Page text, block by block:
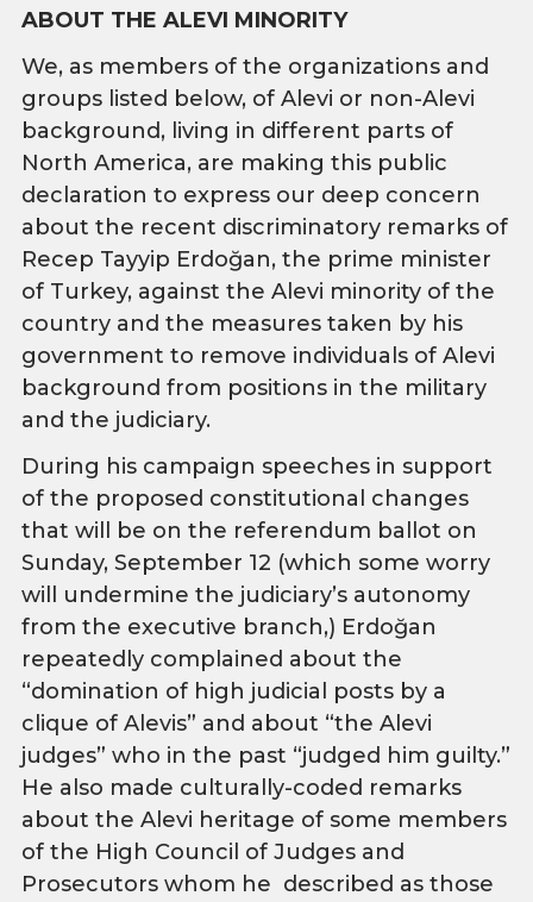
ABOUT THE ALEVI MINORITY
We, as members of the organizations and
groups listed below, of Alevi or non-Alevi
background, living in different parts of
North America, are making this public
declaration to express our deep concern
about the recent discriminatory remarks of
Recep Tayyip Erdoğan, the prime minister
of Turkey, against the Alevi minority of the
country and the measures taken by his
government to remove individuals of Alevi
background from positions in the military
and the judiciary.
During his campaign speeches in support
of the proposed constitutional changes
that will be on the referendum ballot on
Sunday, September 12 (which some worry
will undermine the judiciary’s autonomy
from the executive branch,) Erdoğan
repeatedly complained about the
“domination of high judicial posts by a
clique of Alevis” and about “the Alevi
judges” who in the past “judged him guilty.”
He also made culturally-coded remarks
about the Alevi heritage of some members
of the High Council of Judges and
Prosecutors whom he described as those